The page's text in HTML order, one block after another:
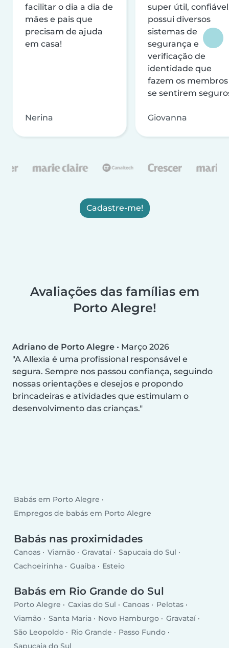
facilitar o dia a dia de
mães e pais que
precisam de ajuda
em casa!
Nerina
super útil,
possui diversos
sistemas de
segurança e
verificação de
identidade que
fazem os membros
se sentirem
Giovanna
Cadastre-me!
Avaliações das famílias em
Porto Alegre!
Adriano de Porto Alegre • Março 2026
A Allexia é uma profissional responsável e
segura. Sempre nos passou confiança, seguindo
nossas orientações e desejos e propondo
brincadeiras e atividades que estimulam o
desenvolvimento das crianças.
Babás em Porto Alegre
Empregos de babás em Porto Alegre
Babás nas proximidades
Canoas Viamão Gravataí
Sapucaia do Sul
Cachoeirinha
Guaíba Esteio
Babás em Rio Grande do Sul
Porto Alegre Caxias do Sul Canoas
Pelotas
Viamão
Santa Maria Novo Hamburgo
Gravataí
São Leopoldo
Rio Grande
Passo Fundo